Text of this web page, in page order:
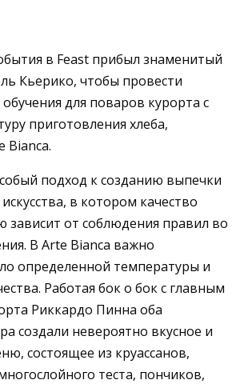
в Feast прибыл знаменитый
Кьерико, чтобы провести
для поваров курорта с
приготовления хлеба,
Bianca.
подход к созданию выпечки
в котором качество
зависит от соблюдения правил во
В Arte Bianca важно
определенной температуры и
Работая бок о бок с главным
Риккардо Пинна оба
создали невероятно вкусное и
состоящее из круассанов,
теста, пончиков,